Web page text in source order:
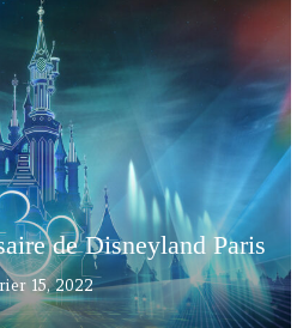
de Disneyland Paris
15, 2022